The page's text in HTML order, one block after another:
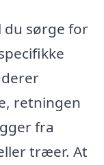
du sørge for
retningen
fra
træer. At